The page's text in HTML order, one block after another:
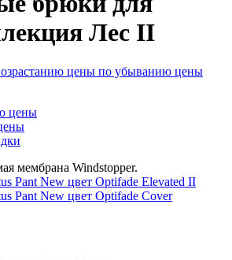
Лес II
цены по убыванию цены
цены